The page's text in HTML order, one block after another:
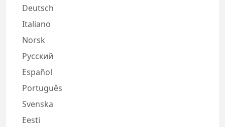
Deutsch
Italiano
Norsk
Русский
Español
Português
Svenska
Eesti